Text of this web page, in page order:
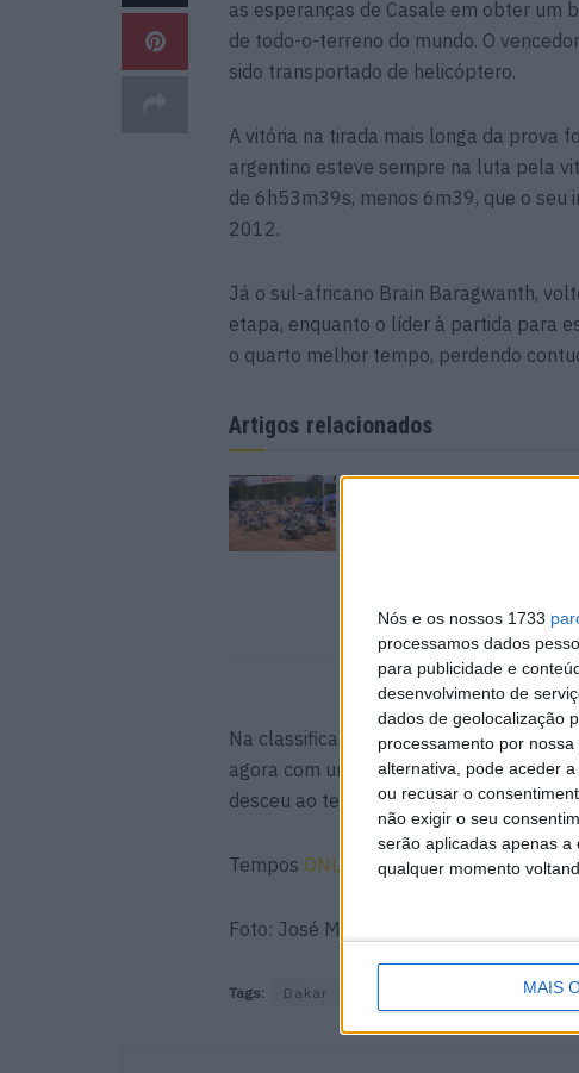
Nós e os nossos 1733
processamos dados
para publicidade e
desenvolvimento de
dados de geolocalização
processamento por
alternativa, pode aceder
ou recusar o
não exigir o seu
serão aplicadas apenas
qualquer momento
MAIS
as esperanças de Casale em obter um
de todo-o-terreno do mundo. O
sido transportado de helicóptero.
A vitória na tirada mais longa da prova
argentino esteve sempre na luta pela
de 6h53m39s, menos 6m39, que o seu
2012.
Já o sul-africano Brain Baragwanth,
etapa, enquanto o líder à partida para
o quarto melhor tempo, perdendo
Artigos relacionados
Na classificação geral provisória,
agora com uma vantagem de 2m48s
desceu ao terceiro lugar a 5m39 do
Tempos ONLINE
Foto: José Mario Dias
Tags: Dakar